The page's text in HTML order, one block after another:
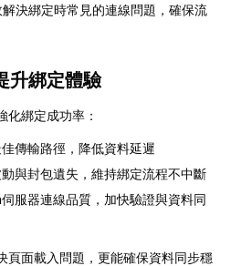
決綁定時常見的連線問題，確保流
升綁定體驗
化綁定成功率：
傳輸路徑，降低資料延遲
與封包遺失，維持綁定流程不中斷
伺服器連線品質，加快驗證與資料同
頁面載入問題，更能確保資料同步穩